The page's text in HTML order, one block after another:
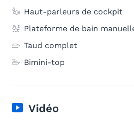
Haut-parleurs de cockpit
Plateforme de bain
Taud complet
Bimini-top
Vidéo